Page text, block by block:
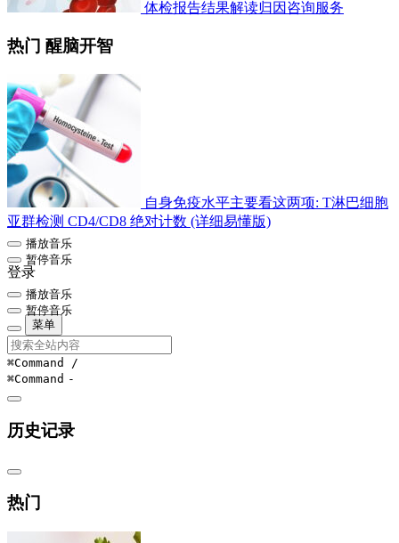
体检报告结果解读归因咨询服务
热门 醒脑开智
自身免疫水平主要看这两项: T淋巴细胞
亚群检测 CD4/CD8 绝对计数 (详细易懂版)
播放音乐
暂停音乐
登录
播放音乐
暂停音乐
菜单
⌘Command /
⌘Command -
历史记录
热门